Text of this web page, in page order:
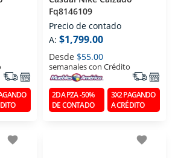
Fq8146109
Precio de contado
A: $1,799.00
Desde $55.00
semanales con Crédito
2DA PZA -50%
DE CONTADO
3X2 PAGANDO
A CRÉDITO
favorite favorite